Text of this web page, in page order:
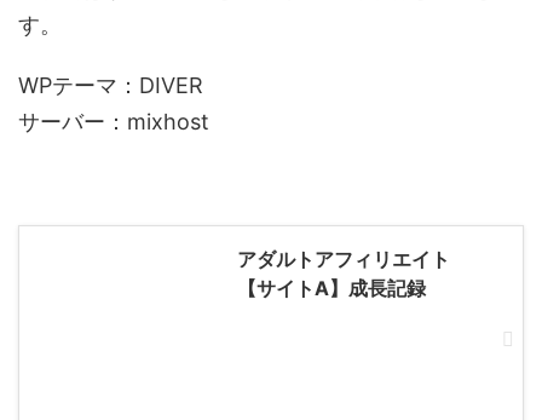
す。
WPテーマ：DIVER
サーバー：mixhost
アダルトアフィリエイト
【サイトA】成長記録